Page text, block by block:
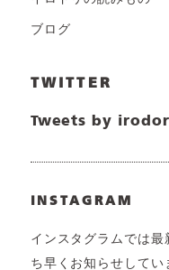
ブログ
TWITTER
Tweets by
INSTAGRAM
インスタグラムでは
ち早くお知らせして